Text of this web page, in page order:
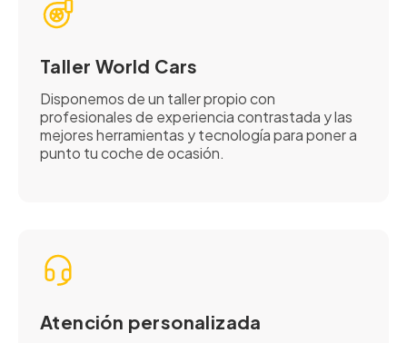
Taller World Cars
Disponemos de un taller propio con
profesionales de experiencia contrastada y las
mejores herramientas y tecnología para poner a
punto tu coche de ocasión.
Atención personalizada